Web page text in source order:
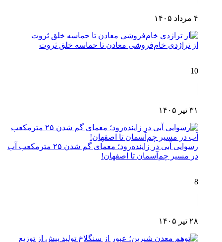
۴ مرداد ۱۴۰۵
از تراژدی خام‌فروشی معادن تا حماسه خلق ثروت
10
۳۱ تیر ۱۴۰۵
رسوایی آبی در زاینده‌رود؛ معمای گم شدن ۲۵ مترمکعب آب
در مسیر چم‌آسمان تا اصفهان!
8
۲۸ تیر ۱۴۰۵